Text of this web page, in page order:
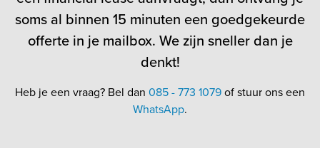
soms al binnen 15 minuten een goedgekeurde
offerte in je mailbox. We zijn sneller dan je
denkt!
Heb je een vraag? Bel dan 085 - 773 1079of stuur ons een
WhatsApp.